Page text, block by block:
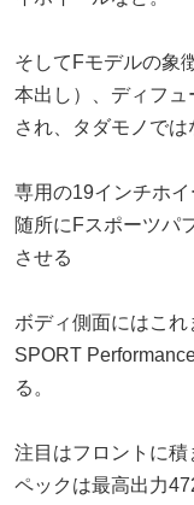
そしてFモデルの象
本出し）、ディフ
され、タダモノでは
専用の19インチホイ
随所にFスポーツパ
させる
ボディ側面にはこ
SPORT
る。
注目はフロントに
ペックは最高出力